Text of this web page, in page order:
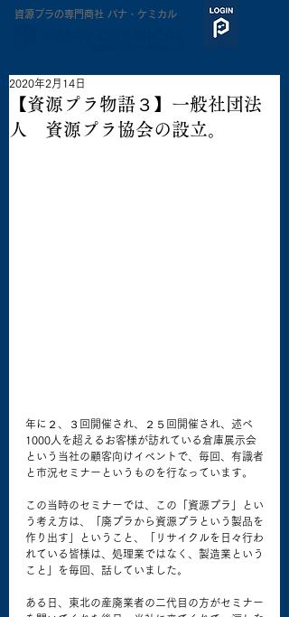
​資源プラの専門商社 パナ・ケミカル
【資源プラ物語３】一般社団法
人 資源プラ協会の設立。
2020年2月14日
年に２、３回開催され、２５回開催され、述べ
1000人を超えるお客様が訪れている倉庫展示会
という当社の顧客向けイベントで、毎回、有識者
と市況セミナーというものを行なっています。
この当時のセミナーでは、この「資源プラ」とい
う考え方は、「廃プラから資源プラという製品を
作り出す」ということ、「リサイクルを日々行わ
れている皆様は、処理業ではなく、製造業という
こと」を毎回、話していました。
ある日、東北の産廃業者の二代目の方がセミナー